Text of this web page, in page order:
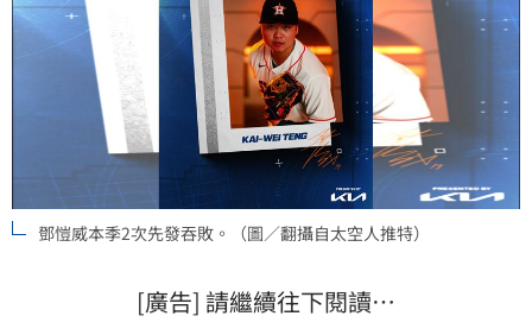
鄧愷威本季2次先發吞敗。（圖／翻攝自太空人推特）
[廣告] 請繼續往下閱讀…